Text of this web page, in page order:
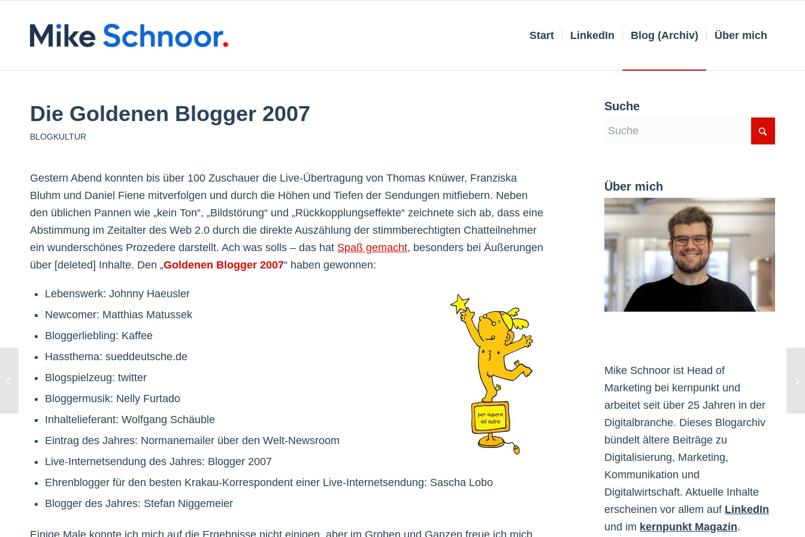
Start LinkedIn Blog (Archiv) Über mich
Die Goldenen Blogger 2007
BLOGKULTUR
Gestern Abend konnten bis über 100 Zuschauer die Live-Übertragung von Thomas Knüwer, Franziska
Bluhm und Daniel Fiene mitverfolgen und durch die Höhen und Tiefen der Sendungen mitfiebern. Neben
den üblichen Pannen wie „kein Ton“, „Bildstörung“ und „Rückkopplungseffekte“ zeichnete sich ab, dass eine
Abstimmung im Zeitalter des Web 2.0 durch die direkte Auszählung der stimmberechtigten Chatteilnehmer
ein wunderschönes Prozedere darstellt. Ach was solls – das hat Spaß gemacht, besonders bei Äußerungen
über [deleted] Inhalte. Den „Goldenen Blogger 2007“ haben gewonnen:
Lebenswerk: Johnny Haeusler
Newcomer: Matthias Matussek
Bloggerliebling: Kaffee
Hassthema: sueddeutsche.de
Blogspielzeug: twitter
Bloggermusik: Nelly Furtado
Inhaltelieferant: Wolfgang Schäuble
Eintrag des Jahres: Normanemailer über den Welt-Newsroom
Live-Internetsendung des Jahres: Blogger 2007
Ehrenblogger für den besten Krakau-Korrespondent einer Live-Internetsendung: Sascha Lobo
Blogger des Jahres: Stefan Niggemeier
Einige Male konnte ich mich auf die Ergebnisse nicht einigen, aber im Groben und Ganzen freue ich mich
Suche
Über mich
Mike Schnoor ist Head of
Marketing bei kernpunkt und
arbeitet seit über 25 Jahren in der
Digitalbranche. Dieses Blogarchiv
bündelt ältere Beiträge zu
Digitalisierung, Marketing,
Kommunikation und
Digitalwirtschaft. Aktuelle Inhalte
erscheinen vor allem auf LinkedIn
und im kernpunkt Magazin.
Video-Tutorial: Was ist ein Blog?